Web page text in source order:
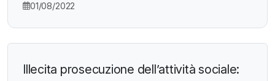
01/08/2022
Illecita prosecuzione dell’attività sociale: